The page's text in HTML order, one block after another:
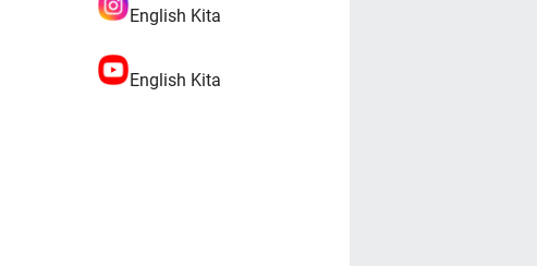
English Kita
English Kita